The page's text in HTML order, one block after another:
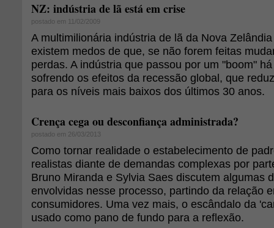
NZ: indústria de lã está em crise
postado em 11/02/2009
A multimilionária indústria de lã da Nova
existem medos de que, se não forem feitas
perdas. A indústria que passou por um "boom"
sofrendo os efeitos da recessão global, que
para os níveis mais baixos dos últimos 30 anos.
Crença cega ou desconfiança administrada?
postado em 26/03/2013
Como tornar realidade o estabelecimento de
realistas diante de demandas complexas por
Bruno Miranda e Sylvia Saes discutem algumas
envolvidas nesse processo, partindo da relação
consumidores. Uma vez mais, o escândalo da
usado como pano de fundo para a reflexão.